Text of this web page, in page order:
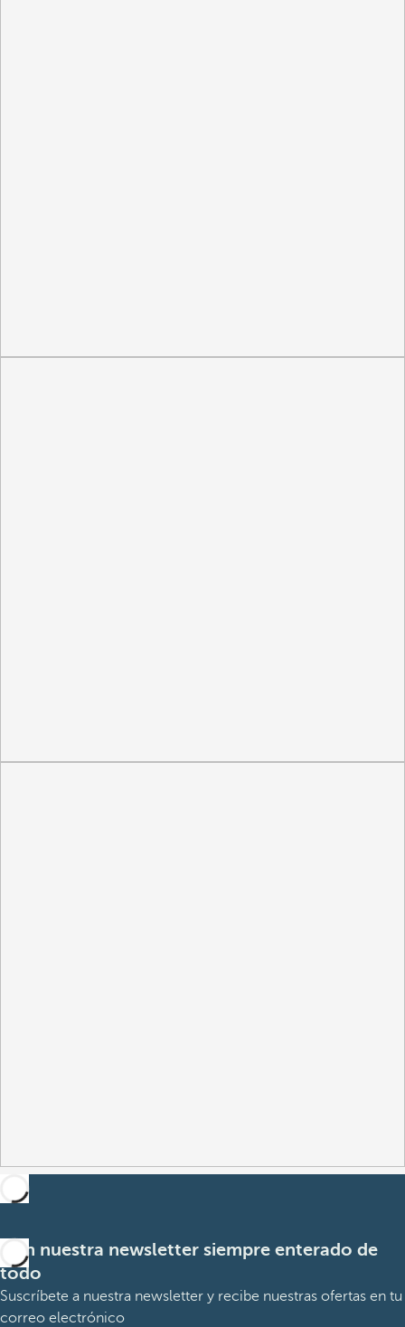
Con nuestra newsletter siempre enterado de
todo
Suscríbete a nuestra newsletter y recibe nuestras ofertas en tu
correo electrónico